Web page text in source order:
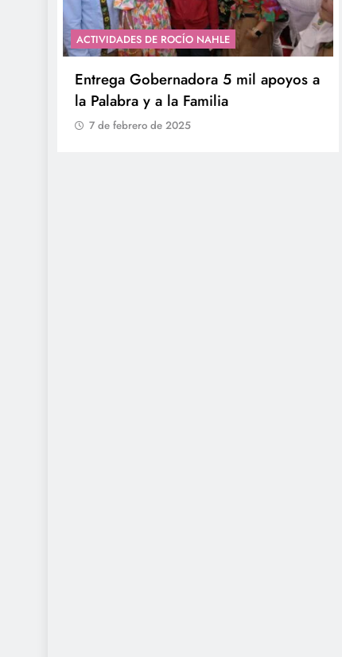
ACTIVIDADES DE ROCÍO NAHLE
Entrega Gobernadora 5 mil apoyos a
la Palabra y a la Familia
7 de febrero de 2025